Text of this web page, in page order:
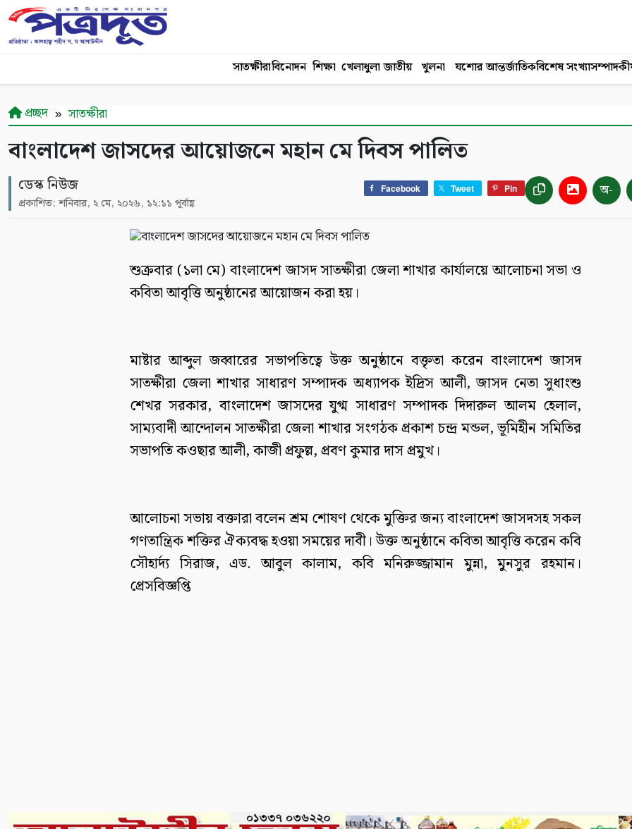
সাতক্ষীরাবিনোদন শিক্ষা খেলাধুলা জাতীয় খুলনা যশোর আন্তর্জাতিকবিশেষ সংখ্যা
প্রচ্ছদ সাতক্ষীরা
বাংলাদেশ জাসদের আয়োজনে মহান মে দিবস পালিত
ডেস্ক নিউজ
প্রকাশিত: শনিবার, ২ মে, ২০২৬, ১২:১১ পূর্বাহ্ণ
Facebook Tweet Pin অ-
শুক্রবার (১লা মে) বাংলাদেশ জাসদ সাতক্ষীরা জেলা শাখার কার্যালয়ে আলোচনা সভা ও
কবিতা আবৃত্তি অনুষ্ঠানের আয়োজন করা হয়।
মাষ্টার আব্দুল জব্বারের সভাপতিত্বে উক্ত অনুষ্ঠানে বক্তৃতা করেন বাংলাদেশ জাসদ
সাতক্ষীরা জেলা শাখার সাধারণ সম্পাদক অধ্যাপক ইদ্রিস আলী, জাসদ নেতা সুধাংশু
শেখর সরকার, বাংলাদেশ জাসদের যুগ্ম সাধারণ সম্পাদক দিদারুল আলম হেলাল,
সাম্যবাদী আন্দোলন সাতক্ষীরা জেলা শাখার সংগঠক প্রকাশ চন্দ্র মন্ডল, ভূমিহীন সমিতির
সভাপতি কওছার আলী, কাজী প্রফুল্ল, প্রবণ কুমার দাস প্রমুখ।
আলোচনা সভায় বক্তারা বলেন শ্রম শোষণ থেকে মুক্তির জন্য বাংলাদেশ জাসদসহ সকল
গণতান্ত্রিক শক্তির ঐক্যবদ্ধ হওয়া সময়ের দাবী। উক্ত অনুষ্ঠানে কবিতা আবৃত্তি করেন কবি
সৌহার্দ্য সিরাজ, এড. আবুল কালাম, কবি মনিরুজ্জামান মুন্না, মুনসুর রহমান।
প্রেসবিজ্ঞপ্তি